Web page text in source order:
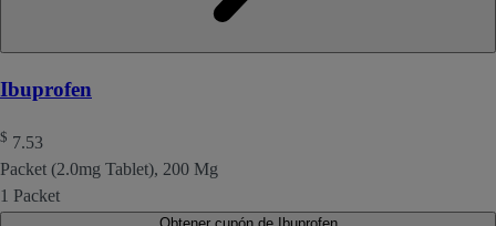
Ibuprofen
$ 7.53
Packet (2.0mg Tablet), 200 Mg
1 Packet